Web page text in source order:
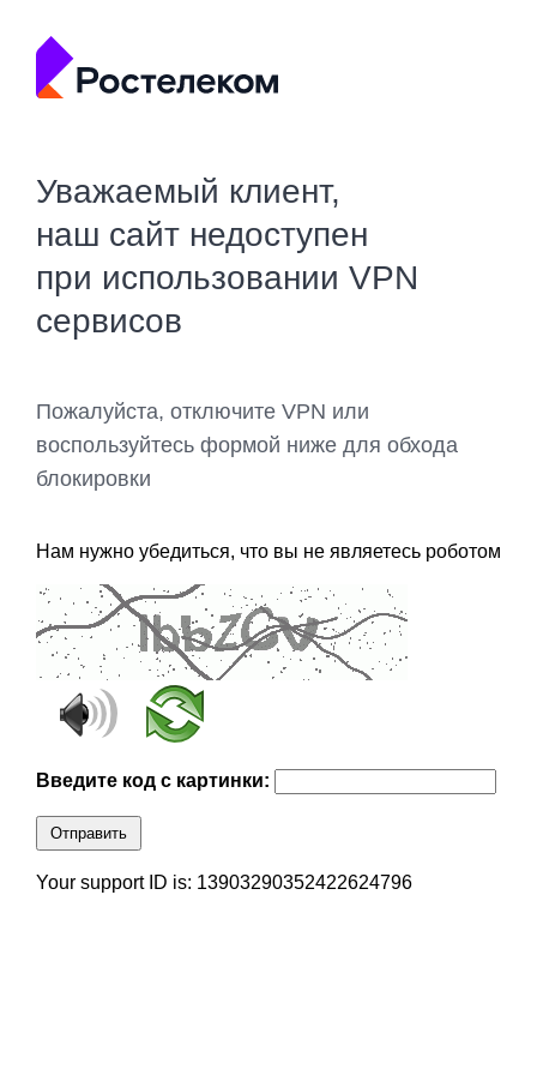
Уважаемый клиент,
наш сайт недоступен
при использовании VPN
сервисов
Пожалуйста, отключите VPN или
воспользуйтесь формой ниже для обхода
блокировки
Нам нужно убедиться, что вы не являетесь роботом
Введите код с картинки:
Отправить
Your support ID is: 13903290352422624796